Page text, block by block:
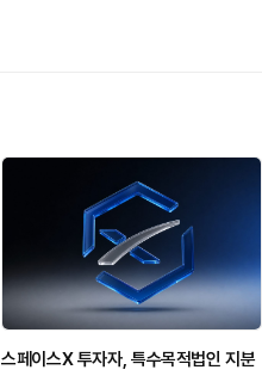
스페이스X 투자자, 특수목적법인 지분